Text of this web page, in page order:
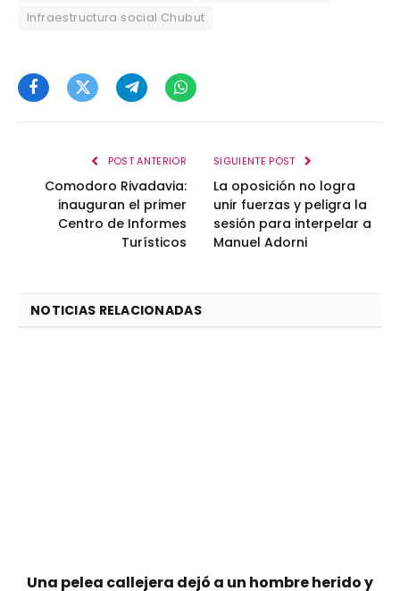
Infraestructura social Chubut
FacebookTwitterTelegramWhatsApp
POST ANTERIOR
Comodoro Rivadavia:
inauguran el primer
Centro de Informes
Turísticos
SIGUIENTE POST
La oposición no logra
unir fuerzas y peligra la
sesión para interpelar a
Manuel Adorni
NOTICIAS RELACIONADAS
Una pelea callejera dejó a un hombre herido y